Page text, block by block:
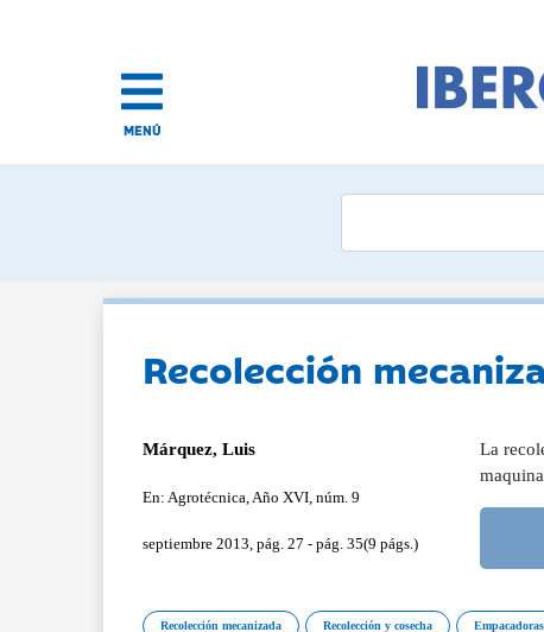
MENÚ
Recolección
Márquez, Luis
En: Agrotécnica, Año XVI, núm. 9
septiembre 2013, pág. 27 - pág. 35(9 págs.)
La
Recolección mecanizada Recolección y cosecha Empacadoras